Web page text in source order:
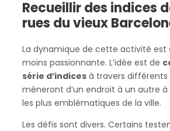
Recueillir des indices
rues du vieux
La dynamique de cette activité est
moins passionnante. L’idée est de
série d’indices à travers différents
mèneront d’un endroit à un autre à
les plus emblématiques de la ville.
Les défis sont divers. Certains